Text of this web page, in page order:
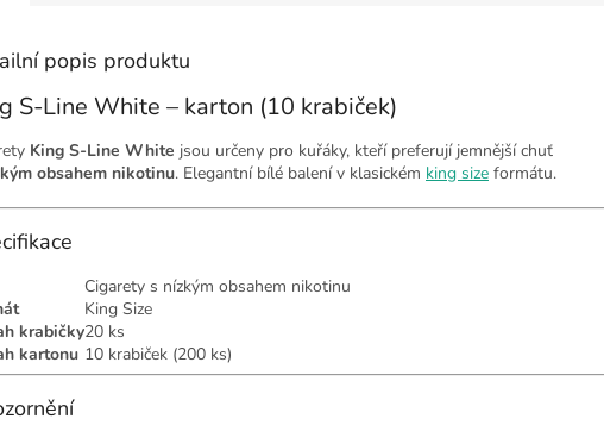
popis produktu
S-Line White – karton (10 krabiček)
King S-Line White jsou určeny pro kuřáky, kteří preferují jemnější chuť
obsahem nikotinu. Elegantní bílé balení v klasickém king size formátu.
Cigarety s nízkým obsahem nikotinu
King Size
krabičky20 ks
kartonu 10 krabiček (200 ks)